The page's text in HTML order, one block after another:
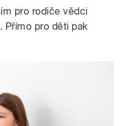
pro rodiče vědci
Přímo pro děti pak